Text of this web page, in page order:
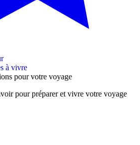
à vivre
pour votre voyage
pour préparer et vivre votre voyage